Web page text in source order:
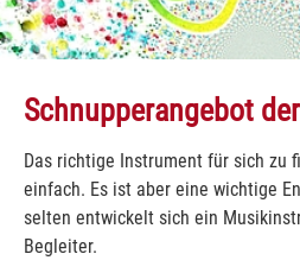
Schnupperangebot
Das richtige Instrument für sich zu
einfach. Es ist aber eine wichtige
selten entwickelt sich ein
Begleiter.